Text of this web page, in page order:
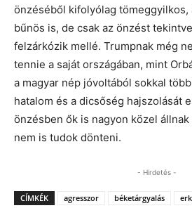
önzéséből kifolyólag tömeggyilkos,
bűnös is, de csak az önzést
felzárkózik mellé. Trumpnak még
tennie a saját országában, mint
a magyar nép jóvoltából sokkal
hatalom és a dicsőség hajszolását
önzésben ők is nagyon közel
nem is tudok dönteni.
- Hirdetés -
CÍMKÉK agresszor béketárgyalás